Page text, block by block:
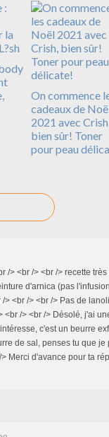
On commence
cadeaux de
2021 avec
bien sûr! Toner
pour peau
/> <br /> <br /> recette
d'arnica (pas
<br /> <br /> Pas de
/> <br /> Désolé, j'ai
c'est un beurre
de sal, penses tu que
Merci d'avance pour ta